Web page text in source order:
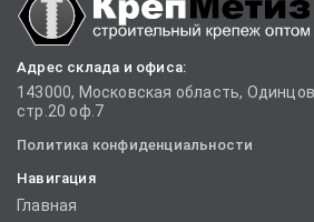
Адрес склада и офиса:
143000, Московская область,
стр.20 оф.7
Политика конфиденциальности
Навигация
Главная